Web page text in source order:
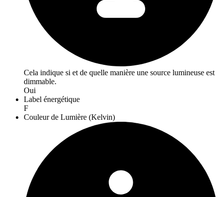
Cela indique si et de quelle manière une source lumineuse est
dimmable.
Oui
Label énergétique
F
Couleur de Lumière (Kelvin)